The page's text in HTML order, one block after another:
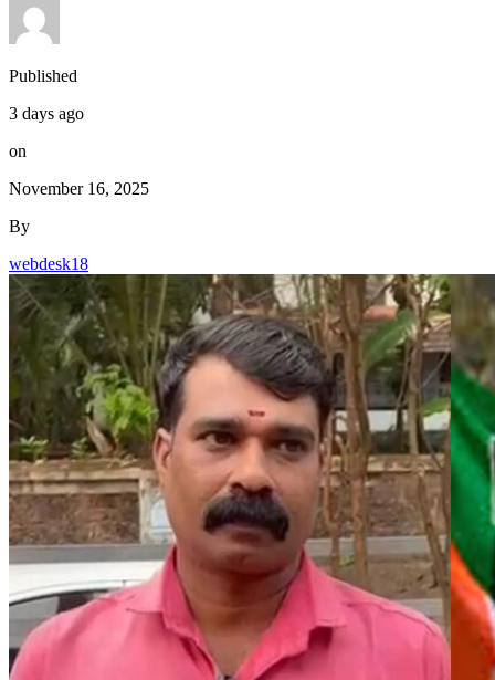
Published
3 days ago
on
November 16, 2025
By
webdesk18